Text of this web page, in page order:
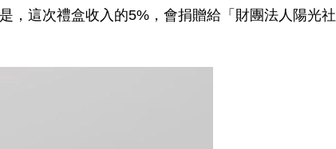
，這次禮盒收入的5%，會捐贈給「財團法人陽光